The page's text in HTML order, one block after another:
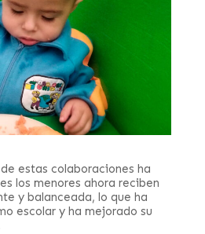
estas colaboraciones ha
los menores ahora reciben
y balanceada, lo que ha
escolar y ha mejorado su